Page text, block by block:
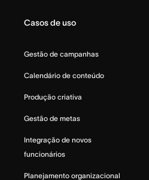
Casos de uso
Gestão de campanhas
Calendário de conteúdo
Produção criativa
Gestão de metas
Integração de novos
funcionários
Planejamento organizacional